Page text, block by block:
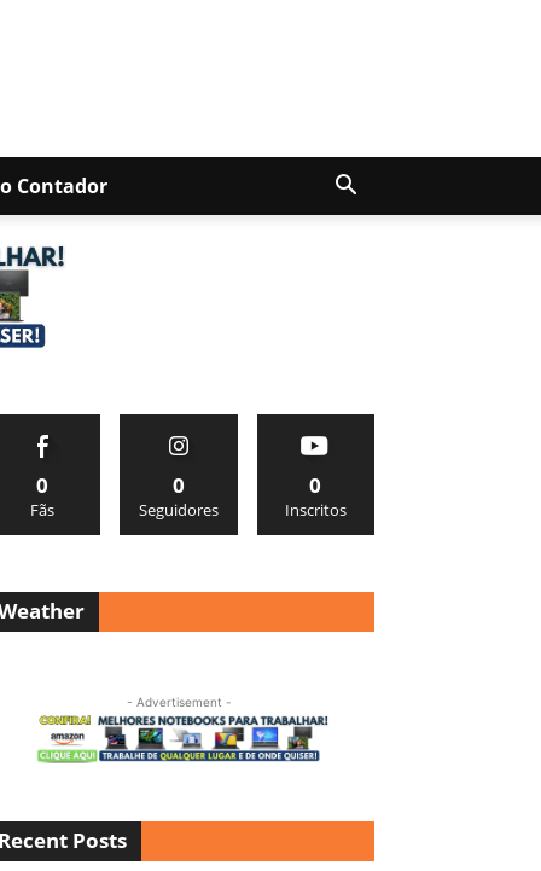
Contador
0
Fãs
0
Seguidores
0
Inscritos
- Advertisement -
Recent Posts